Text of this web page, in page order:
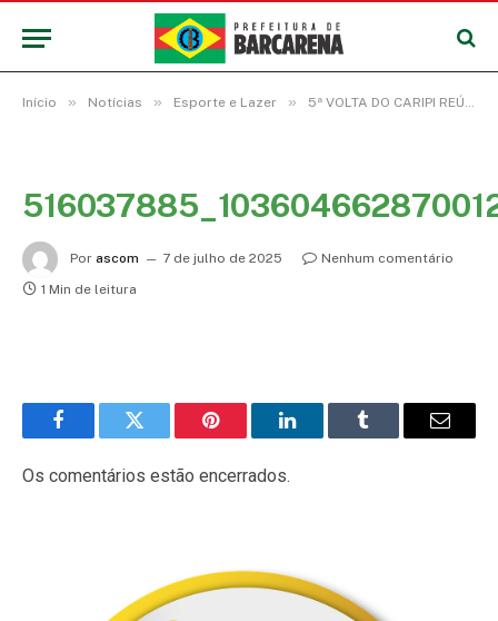
Início » Notícias » Esporte e Lazer » 5ª VOLTA DO CARIPI REÚNE 600 ATLETAS E MARCA ABERTURA DO VERÃO 2025 EM BARCARENA
Por ascom 7 de julho de 2025
Nenhum comentário
1 Min de leitura
FacebookTwitter Pinterest LinkedInTumblr
E-
Os comentários estão encerrados.